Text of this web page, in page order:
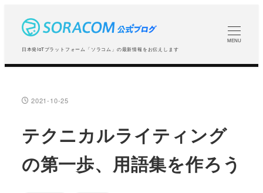
コ
日本発IoTプラットフォーム「ソラコム」の最新情報をお伝えします
MENU
投稿日
2021-10-25
テクニカルライティング
の第一歩、用語集を作ろう